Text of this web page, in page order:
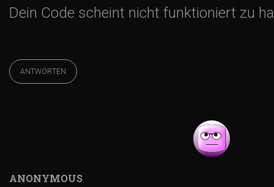
Dein Code scheint nicht funktioniert zu
ANTWORTEN
ANONYMOUS